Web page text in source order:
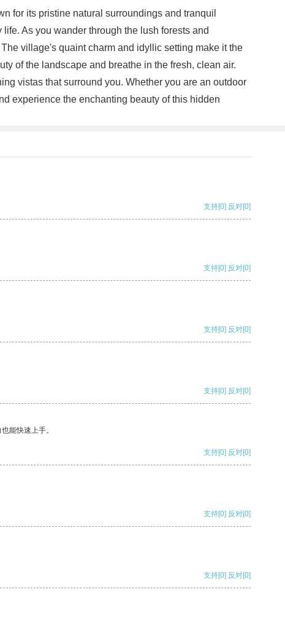
for its pristine natural surroundings and tranquil
As you wander through the lush forests and
village's quaint charm and idyllic setting make it the
of the landscape and breathe in the fresh, clean air.
vistas that surround you. Whether you are an outdoor
experience the enchanting beauty of this hidden
支持[0] 反对[0]
支持[0] 反对[0]
支持[0] 反对[0]
支持[0] 反对[0]
能快速上手。
支持[0] 反对[0]
支持[0] 反对[0]
支持[0] 反对[0]